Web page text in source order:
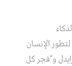
الإنسان
و"فجر كل